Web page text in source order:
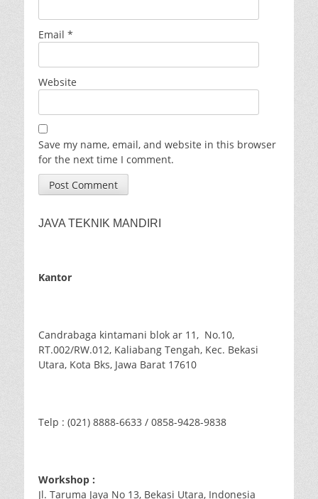
Email *
Website
Save my name, email, and website in this browser
for the next time I comment.
JAVA TEKNIK MANDIRI
Kantor
Candrabaga kintamani blok ar 11, No.10,
RT.002/RW.012, Kaliabang Tengah, Kec. Bekasi
Utara, Kota Bks, Jawa Barat 17610
Telp : (021) 8888-6633 / 0858-9428-9838
Workshop :
Jl. Taruma Jaya No 13, Bekasi Utara, Indonesia